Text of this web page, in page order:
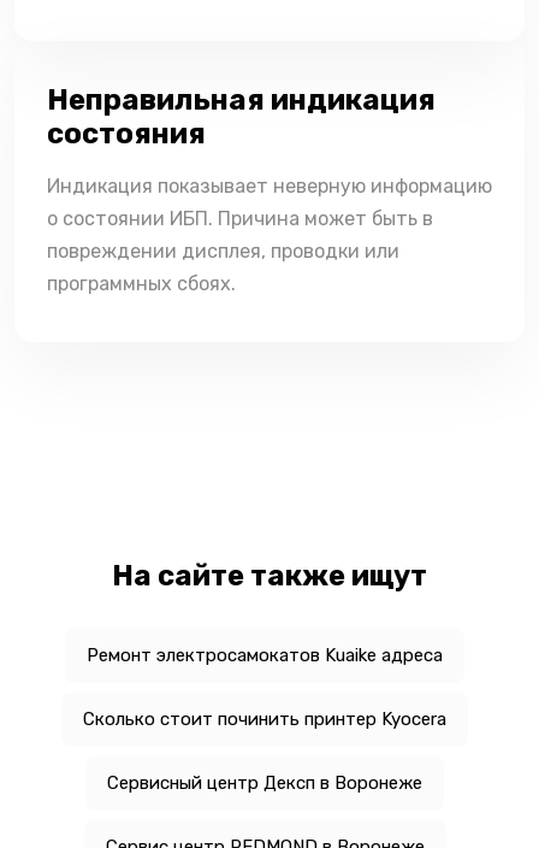
Неправильная индикация
состояния
Индикация показывает неверную информацию
о состоянии ИБП. Причина может быть в
повреждении дисплея, проводки или
программных сбоях.
На сайте также ищут
Ремонт электросамокатов Kuaike адреса
Сколько стоит починить принтер Kyocera
Сервисный центр Дексп в Воронеже